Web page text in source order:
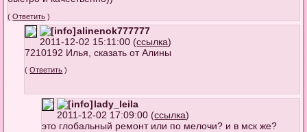
(Ответить )
alinenok777777
2011-12-02 15:11:00 (ссылка)
7210192 Илья, сказать от Алины
(Ответить )
lady_leila
2011-12-02 17:09:00 (ссылка)
это глобальный ремонт или по мелочи? и в мск же?